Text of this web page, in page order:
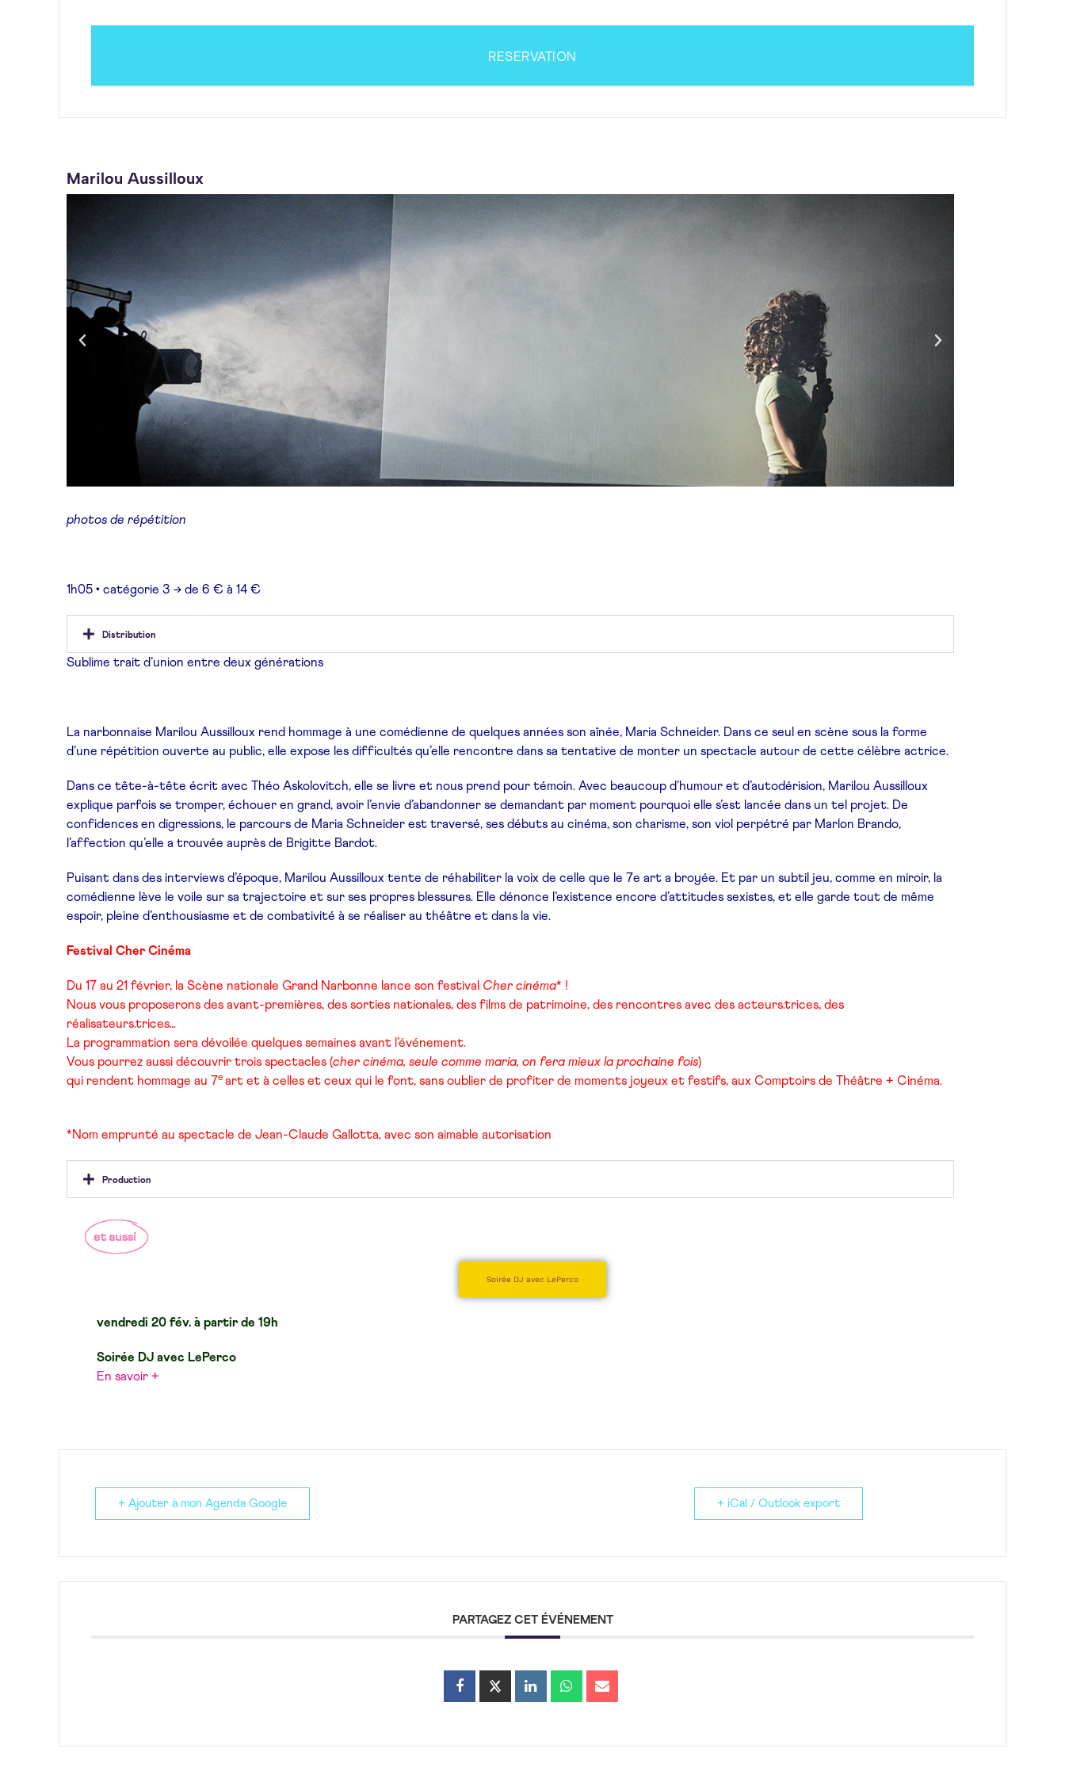
RESERVATION
Marilou Aussilloux
photos de répétition
1h05 • catégorie 3 → de 6 € à 14 €
Distribution
Sublime trait d’union entre deux générations
La narbonnaise Marilou Aussilloux rend hommage à une comédienne de quelques années son aînée, Maria Schneider. Dans ce seul en scène sous la forme
d’une répétition ouverte au public, elle expose les difficultés qu’elle rencontre dans sa tentative de monter un spectacle autour de cette célèbre actrice.
Dans ce tête-à-tête écrit avec Théo Askolovitch, elle se livre et nous prend pour témoin. Avec beaucoup d’humour et d’autodérision, Marilou Aussilloux
explique parfois se tromper, échouer en grand, avoir l’envie d’abandonner se demandant par moment pourquoi elle s’est lancée dans un tel projet. De
confidences en digressions, le parcours de Maria Schneider est traversé, ses débuts au cinéma, son charisme, son viol perpétré par Marlon Brando,
l’affection qu’elle a trouvée auprès de Brigitte Bardot.
Puisant dans des interviews d’époque, Marilou Aussilloux tente de réhabiliter la voix de celle que le 7e art a broyée. Et par un subtil jeu, comme en miroir, la
comédienne lève le voile sur sa trajectoire et sur ses propres blessures. Elle dénonce l’existence encore d’attitudes sexistes, et elle garde tout de même
espoir, pleine d’enthousiasme et de combativité à se réaliser au théâtre et dans la vie.
Festival Cher Cinéma
Du 17 au 21 février, la Scène nationale Grand Narbonne lance son festival Cher cinéma* !
Nous vous proposerons des avant-premières, des sorties nationales, des films de patrimoine, des rencontres avec des acteurs.trices, des
réalisateurs.trices…
La programmation sera dévoilée quelques semaines avant l’événement.
Vous pourrez aussi découvrir trois spectacles (cher cinéma, seule comme maria, on fera mieux la prochaine fois)
qui rendent hommage au 7e art et à celles et ceux qui le font, sans oublier de profiter de moments joyeux et festifs, aux Comptoirs de Théâtre + Cinéma.
*Nom emprunté au spectacle de Jean-Claude Gallotta, avec son aimable autorisation
Production
Soirée DJ avec LePerco
vendredi 20 fév. à partir de 19h
Soirée DJ avec LePerco
En savoir +
+ Ajouter à mon Agenda Google + iCal / Outlook export
PARTAGEZ CET ÉVÉNEMENT